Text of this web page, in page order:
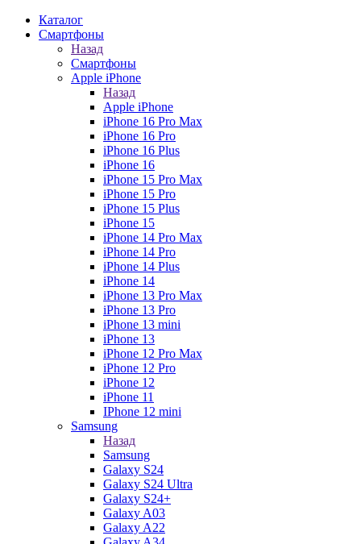
Каталог
Смартфоны
Назад
Смартфоны
Apple iPhone
Назад
Apple iPhone
iPhone 16 Pro Max
iPhone 16 Pro
iPhone 16 Plus
iPhone 16
iPhone 15 Pro Max
iPhone 15 Pro
iPhone 15 Plus
iPhone 15
iPhone 14 Pro Max
iPhone 14 Pro
iPhone 14 Plus
iPhone 14
iPhone 13 Pro Max
iPhone 13 Pro
iPhone 13 mini
iPhone 13
iPhone 12 Pro Max
iPhone 12 Pro
iPhone 12
iPhone 11
IPhone 12 mini
Samsung
Назад
Samsung
Galaxy S24
Galaxy S24 Ultra
Galaxy S24+
Galaxy A03
Galaxy A22